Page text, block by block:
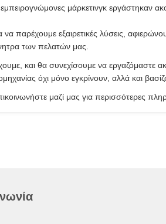
εμπειρογνώμονες μάρκετινγκ εργάστηκαν
να παρέχουμε εξαιρετικές λύσεις,
των πελατών μας.
και θα συνεχίσουμε να εργαζόμαστε
όχι μόνο εγκρίνουν, αλλά και
μαζί μας για περισσότερες